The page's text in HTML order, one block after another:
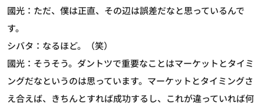
國光：ただ、僕は正直、その辺は誤差だなと思っているんで
す。
シバタ：なるほど。（笑）
國光：そうそう。ダントツで重要なことはマーケットとタイミ
ングだなというのは思っています。マーケットとタイミングさ
え合えば、きちんとすれば成功するし、これが違っていれば何